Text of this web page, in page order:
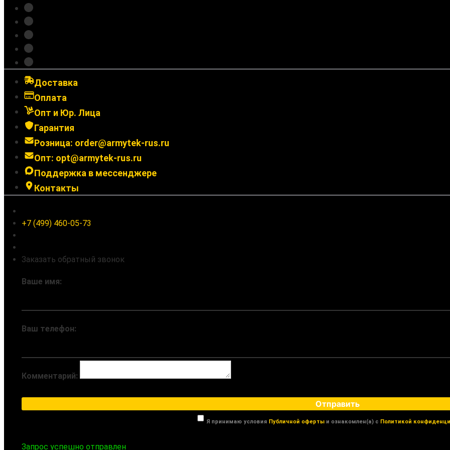
Доставка
Оплата
Опт и Юр. Лица
Гарантия
Розница: order@armytek-rus.ru
Опт: opt@armytek-rus.ru
Поддержка в мессенджере
Контакты
+7 (499) 460-05-73
Заказать обратный звонок
Ваше имя:
Ваш телефон:
Комментарий:
Отправить
Я принимаю условия Публичной офертыи ознакомлен(а) с Политикой
Запрос успешно отправлен